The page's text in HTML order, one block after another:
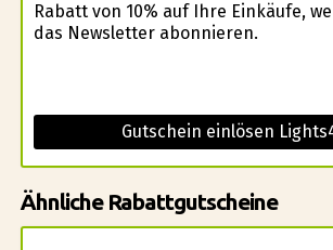
Rabatt von 10% auf Ihre Einkäufe,
das Newsletter abonnieren.
Gutschein einlösen
Ähnliche Rabattgutscheine